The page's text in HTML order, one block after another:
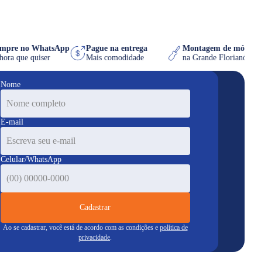
Compre no WhatsApp
na hora que quiser
Pague na entrega
Mais comodidade
Montagem de
na Grande
Nome
E-mail
Celular/WhatsApp
Cadastrar
Ao se cadastrar, você está de acordo com as condições e política de
privacidade.